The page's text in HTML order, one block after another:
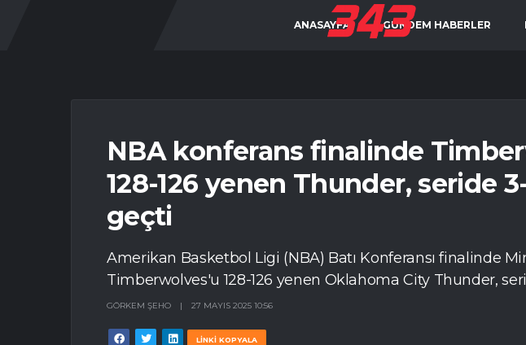
ANASAYFA GÜNDEM HABERLER
NBA konferans finalinde
128-126 yenen Thunder, seride
geçti
Amerikan Basketbol Ligi (NBA) Batı Konferansı finalinde
Timberwolves'u 128-126 yenen Oklahoma City Thunder,
GÖRKEM ŞEHO | 27 MAYIS 2025 10:56
LİNKİ KOPYALA